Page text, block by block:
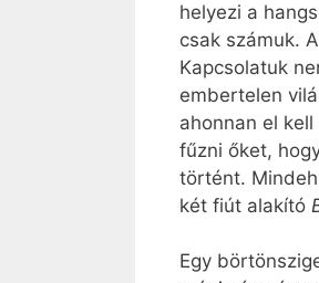
helyezi a
csak számuk.
Kapcsolatuk
embertelen
ahonnan el
fűzni őket,
történt.
két fiút alakító
Egy